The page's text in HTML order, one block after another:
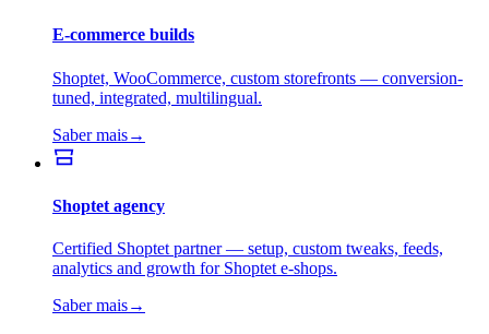
E-commerce builds
Shoptet, WooCommerce, custom storefronts — conversion-
tuned, integrated, multilingual.
Saber mais→
Shoptet agency
Certified Shoptet partner — setup, custom tweaks, feeds,
analytics and growth for Shoptet e-shops.
Saber mais→